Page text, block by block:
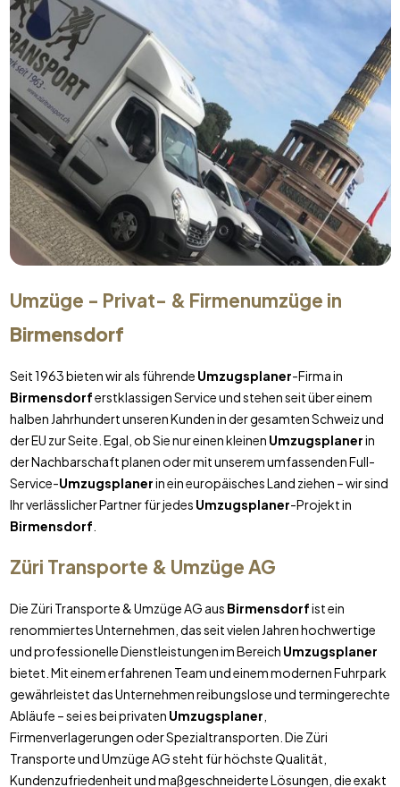
Umzüge - Privat- & Firmenumzüge in
Birmensdorf
Seit 1963 bieten wir als führende Umzugsplaner-Firma in
Birmensdorferstklassigen Service und stehen seit über einem
halben Jahrhundert unseren Kunden in der gesamten Schweiz und
der EU zur Seite. Egal, ob Sie nur einen kleinen Umzugsplanerin
der Nachbarschaft planen oder mit unserem umfassenden Full-
Service-Umzugsplanerin ein europäisches Land ziehen – wir sind
Ihr verlässlicher Partner für jedes Umzugsplaner-Projekt in
Birmensdorf
Züri Transporte & Umzüge AG
Die Züri Transporte & Umzüge AG aus Birmensdorfist ein
renommiertes Unternehmen, das seit vielen Jahren hochwertige
und professionelle Dienstleistungen im Bereich Umzugsplaner
bietet. Mit einem erfahrenen Team und einem modernen Fuhrpark
gewährleistet das Unternehmen reibungslose und termingerechte
Abläufe – sei es bei privaten Umzugsplaner
Firmenverlagerungen oder Spezialtransporten. Die Züri
Transporte und Umzüge AG steht für höchste Qualität,
Kundenzufriedenheit und maßgeschneiderte Lösungen, die exakt